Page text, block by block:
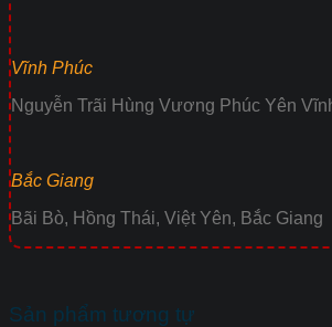
Vĩnh Phúc
Nguyễn Trãi Hùng Vương Phúc Yên
Bắc Giang
Bãi Bò, Hồng Thái, Việt Yên, Bắc Giang
Sản phẩm tương tự